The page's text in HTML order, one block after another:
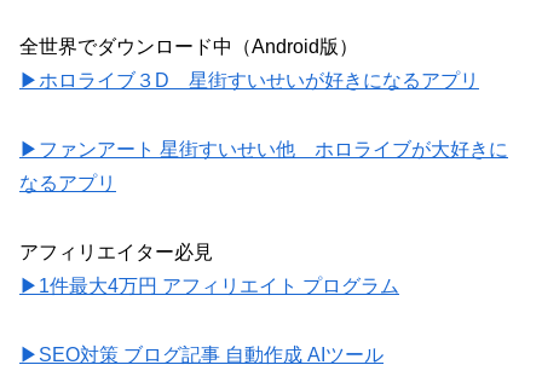
全世界でダウンロード中（Android版）
▶ホロライブ３D 星街すいせいが好きになるアプリ
▶ファンアート 星街すいせい他 ホロライブが大好きに
なるアプリ
アフィリエイター必見
▶1件最大4万円 アフィリエイト プログラム
▶SEO対策 ブログ記事 自動作成 AIツール